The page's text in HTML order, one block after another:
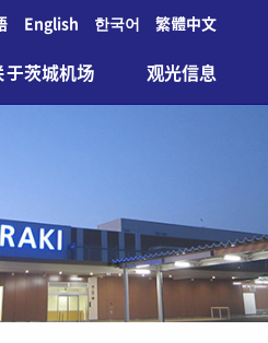
English 한국어 繁體中文
于茨城机场 观光信息